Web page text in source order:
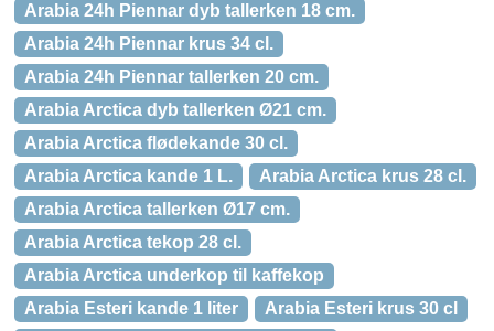
Arabia 24h Piennar dyb tallerken 18 cm.
Arabia 24h Piennar krus 34 cl.
Arabia 24h Piennar tallerken 20 cm.
Arabia Arctica dyb tallerken Ø21 cm.
Arabia Arctica flødekande 30 cl.
Arabia Arctica kande 1 L.
Arabia Arctica krus 28 cl.
Arabia Arctica tallerken Ø17 cm.
Arabia Arctica tekop 28 cl.
Arabia Arctica underkop til kaffekop
Arabia Esteri kande 1 liter
Arabia Esteri krus 30 cl